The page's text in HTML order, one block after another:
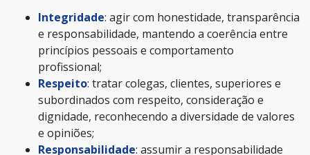
Integridade: agir com honestidade, transparência
e responsabilidade, mantendo a coerência entre
princípios pessoais e comportamento
profissional;
Respeito: tratar colegas, clientes, superiores e
subordinados com respeito, consideração e
dignidade, reconhecendo a diversidade de valores
e opiniões;
Responsabilidade: assumir a responsabilidade